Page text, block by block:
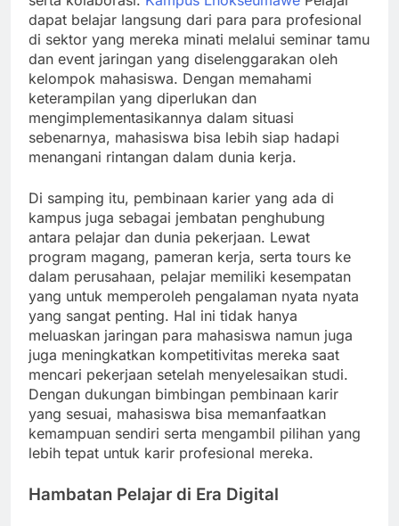
dapat belajar langsung dari para para profesional
di sektor yang mereka minati melalui seminar tamu
dan event jaringan yang diselenggarakan oleh
kelompok mahasiswa. Dengan memahami
keterampilan yang diperlukan dan
mengimplementasikannya dalam situasi
sebenarnya, mahasiswa bisa lebih siap hadapi
menangani rintangan dalam dunia kerja.
Di samping itu, pembinaan karier yang ada di
kampus juga sebagai jembatan penghubung
antara pelajar dan dunia pekerjaan. Lewat
program magang, pameran kerja, serta tours ke
dalam perusahaan, pelajar memiliki kesempatan
yang untuk memperoleh pengalaman nyata nyata
yang sangat penting. Hal ini tidak hanya
meluaskan jaringan para mahasiswa namun juga
juga meningkatkan kompetitivitas mereka saat
mencari pekerjaan setelah menyelesaikan studi.
Dengan dukungan bimbingan pembinaan karir
yang sesuai, mahasiswa bisa memanfaatkan
kemampuan sendiri serta mengambil pilihan yang
lebih tepat untuk karir profesional mereka.
Hambatan Pelajar di Era Digital